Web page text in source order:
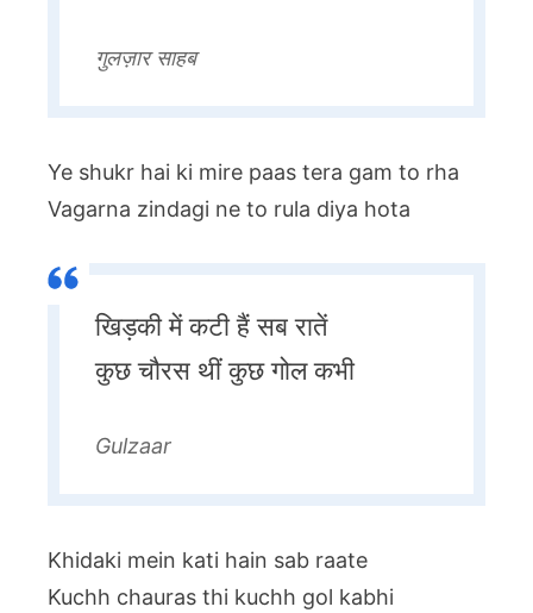
गुलज़ार साहब
Ye shukr hai ki mire paas tera gam to rha
Vagarna zindagi ne to rula diya hota
खिड़की में कटी हैं सब रातें
कुछ चौरस थीं कुछ गोल कभी
Gulzaar
Khidaki mein kati hain sab raate
Kuchh chauras thi kuchh gol kabhi